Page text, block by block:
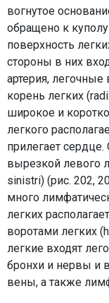
вогнутое
обращено к
поверхность
стороны в них
артерия,
корень легких
широкое и
легкого
прилегает
вырезкой левого
sinistri) (рис. 202,
много
легких
воротами легких
легкие входят
бронхи и нервы и
вены, а также